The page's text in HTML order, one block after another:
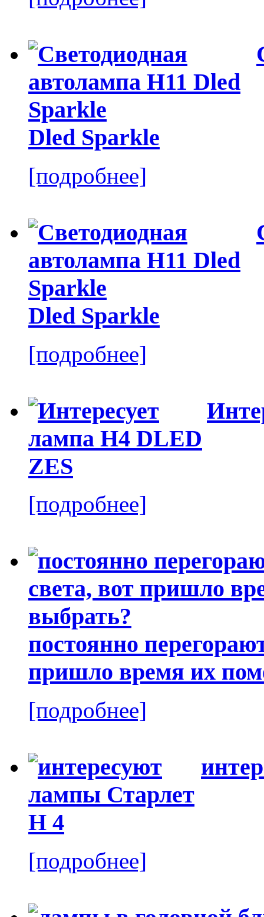
Dled Sparkle
[подробнее]
Dled Sparkle
[подробнее]
[подробнее]
постоянно
пришло время их
[подробнее]
[подробнее]